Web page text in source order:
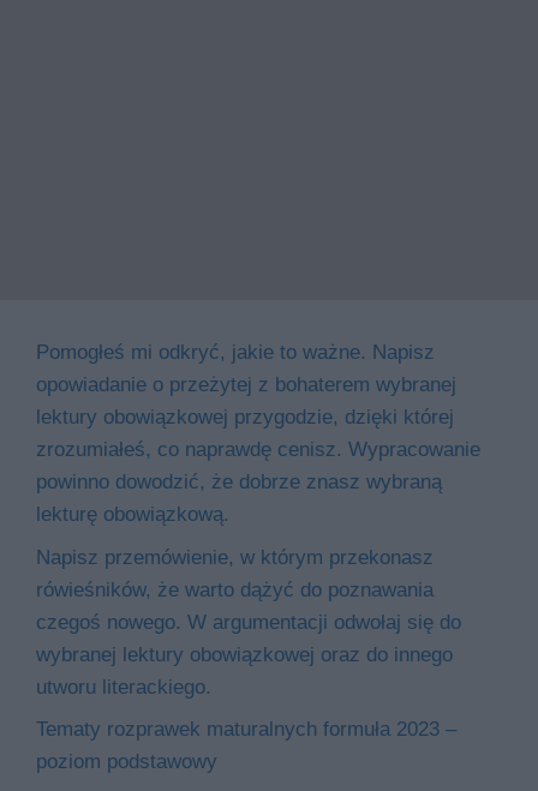
Pomogłeś mi odkryć, jakie to ważne. Napisz
opowiadanie o przeżytej z bohaterem wybranej
lektury obowiązkowej przygodzie, dzięki której
zrozumiałeś, co naprawdę cenisz. Wypracowanie
powinno dowodzić, że dobrze znasz wybraną
lekturę obowiązkową.
Napisz przemówienie, w którym przekonasz
rówieśników, że warto dążyć do poznawania
czegoś nowego. W argumentacji odwołaj się do
wybranej lektury obowiązkowej oraz do innego
utworu literackiego.
Tematy rozprawek maturalnych formuła 2023 –
poziom podstawowy